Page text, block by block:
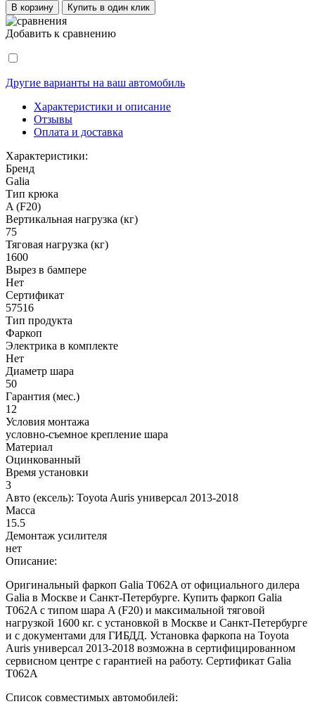
В корзину Купить в один клик
Добавить к сравнению
Другие варианты на ваш автомобиль
Характеристики и описание
Отзывы
Оплата и доставка
Характеристики:
Бренд
Galia
Тип крюка
A (F20)
Вертикальная нагрузка (кг)
75
Тяговая нагрузка (кг)
1600
Вырез в бампере
Нет
Сертификат
57516
Тип продукта
Фаркоп
Электрика в комплекте
Нет
Диаметр шара
50
Гарантия (мес.)
12
Условия монтажа
условно-съемное крепление шара
Материал
Оцинкованный
Время установки
3
Авто (ексель): Toyota Auris универсал 2013-2018
Масса
15.5
Демонтаж усилителя
нет
Описание:
Оригинальный фаркоп Galia T062A от официального дилера
Galia в Москве и Санкт-Петербурге. Купить фаркоп Galia
T062A с типом шара A (F20) и максимальной тяговой
нагрузкой 1600 кг. с установкой в Москве и Санкт-Петербурге
и с документами для ГИБДД. Установка фаркопа на Toyota
Auris универсал 2013-2018 возможна в сертифицированном
сервисном центре с гарантией на работу. Сертификат Galia
T062A
Список совместимых автомобилей: